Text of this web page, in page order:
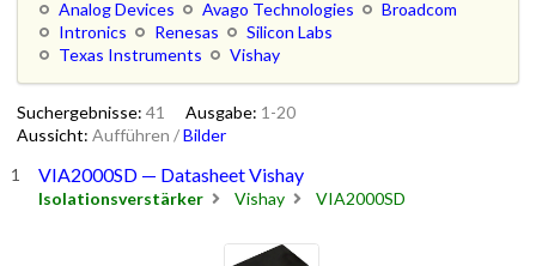
Analog Devices
Avago Technologies
Broadcom
Intronics
Renesas
Silicon Labs
Texas Instruments
Vishay
Suchergebnisse: 41 Ausgabe: 1-20
Aussicht: Aufführen /Bilder
VIA2000SD — Datasheet Vishay
Isolationsverstärker Vishay VIA2000SD